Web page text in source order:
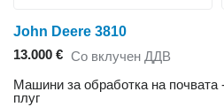
John Deere 3810
13.000 € Со вклучен ДДВ
Машини за обработка на почвата
плуг